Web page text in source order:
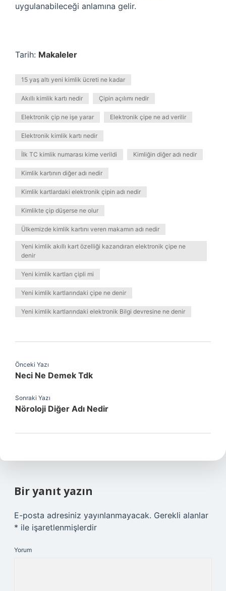
uygulanabileceği anlamına gelir.
Tarih: Makaleler
15 yaş altı yeni kimlik ücreti ne kadar
Akıllı kimlik kartı nedir Çipin açılımı nedir
Elektronik çip ne işe yarar Elektronik çipe ne ad verilir
Elektronik kimlik kartı nedir
İlk TC kimlik numarası kime verildi Kimliğin diğer adı nedir
Kimlik kartının diğer adı nedir
Kimlik kartlardaki elektronik çipin adı nedir
Kimlikte çip düşerse ne olur
Ülkemizde kimlik kartını veren makamın adı nedir
Yeni kimlik akıllı kart özelliği kazandıran elektronik çipe ne
denir
Yeni kimlik kartları çipli mi
Yeni kimlik kartlarındaki çipe ne denir
Yeni kimlik kartlarındaki elektronik Bilgi devresine ne denir
Önceki Yazı
Neci Ne Demek Tdk
Sonraki Yazı
Nöroloji Diğer Adı Nedir
Bir yanıt yazın
E-posta adresiniz yayınlanmayacak. Gerekli alanlar
* ile işaretlenmişlerdir
Yorum